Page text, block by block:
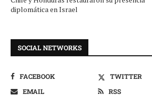
diplomática en Israel
SOCIAL NETWORKS
FACEBOOK
TWITTER
EMAIL
RSS